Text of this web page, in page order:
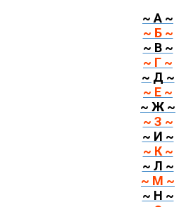
~ А ~
~ Б ~
~ В ~
~ Г ~
~ Д ~
~ Е ~
~ Ж ~
~ З ~
~ И ~
~ К ~
~ Л ~
~ М ~
~ Н ~